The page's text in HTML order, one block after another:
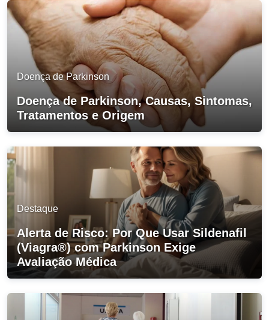
Doença de Parkinson
Doença de Parkinson, Causas, Sintomas,
Tratamentos e Origem
Destaque
Alerta de Risco: Por Que Usar Sildenafil
(Viagra®) com Parkinson Exige
Avaliação Médica